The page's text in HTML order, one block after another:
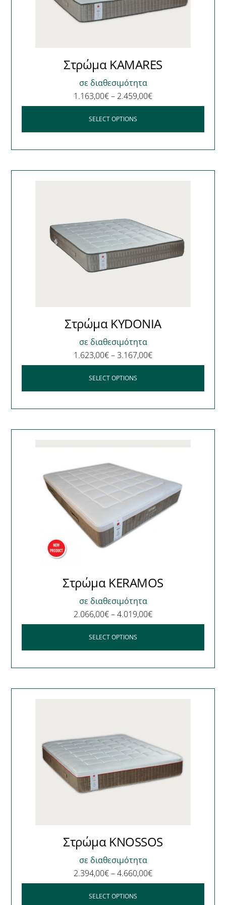
Στρώμα KAMARES
σε διαθεσιμότητα
1.163,00€– 2.459,00€
SELECT OPTIONS
Στρώμα KYDONIA
σε διαθεσιμότητα
1.623,00€–3.167,00€
SELECT OPTIONS
Στρώμα KERAMOS
σε διαθεσιμότητα
2.066,00€–4.019,00€
SELECT OPTIONS
Στρώμα KNOSSOS
σε διαθεσιμότητα
2.394,00€–4.660,00€
SELECT OPTIONS